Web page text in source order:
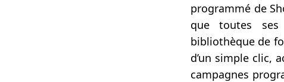
programmé de
que toutes ses
bibliothèque de
d’un simple clic,
campagnes